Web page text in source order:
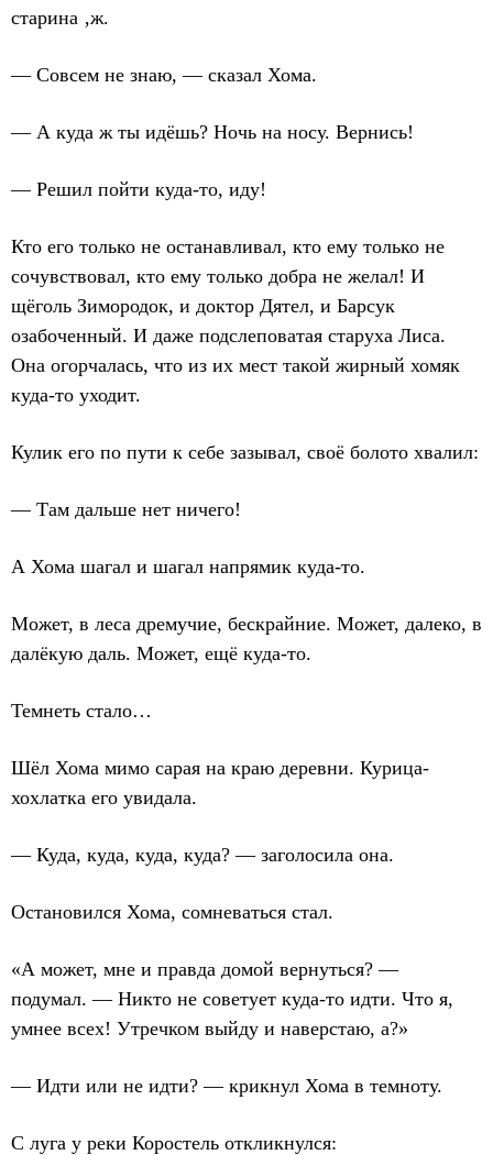
старина ‚ж.
— Совсем не знаю, — сказал Хома.
— А куда ж ты идёшь? Ночь на носу. Вернись!
— Решил пойти куда-то, иду!
Кто его только не останавливал, кто ему только не
сочувствовал, кто ему только добра не желал! И
щёголь Зимородок, и доктор Дятел, и Барсук
озабоченный. И даже подслеповатая старуха Лиса.
Она огорчалась, что из их мест такой жирный хомяк
куда-то уходит.
Кулик его по пути к себе зазывал, своё болото хвалил:
— Там дальше нет ничего!
А Хома шагал и шагал напрямик куда-то.
Может, в леса дремучие, бескрайние. Может, далеко, в
далёкую даль. Может, ещё куда-то.
Темнеть стало…
Шёл Хома мимо сарая на краю деревни. Курица-
хохлатка его увидала.
— Куда, куда, куда, куда? — заголосила она.
Остановился Хома, сомневаться стал.
«А может, мне и правда домой вернуться? —
подумал. — Никто не советует куда-то идти. Что я,
умнее всех! Утречком выйду и наверстаю, а?»
— Идти или не идти? — крикнул Хома в темноту.
С луга у реки Коростель откликнулся: